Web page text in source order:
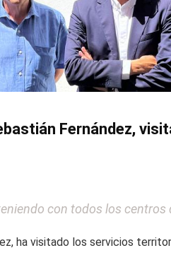
Fernández,
con todos los
ha visitado los servicios